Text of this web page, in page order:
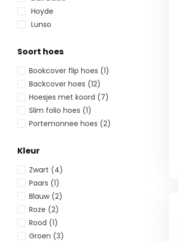
Hoyde
Lunso
Soort hoes
Bookcover flip hoes (1)
Backcover hoes (12)
Hoesjes met koord (7)
Slim folio hoes (1)
Portemonnee hoes (2)
Kleur
Zwart (4)
Paars (1)
Blauw (2)
Roze (2)
Rood (1)
Groen (3)